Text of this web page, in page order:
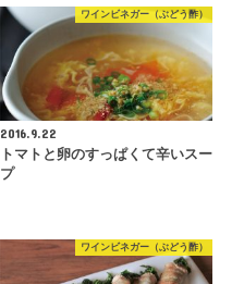
ワインビネガー（ぶどう酢）
2016.9.22
トマトと卵のすっぱくて辛いスー
プ
ワインビネガー（ぶどう酢）